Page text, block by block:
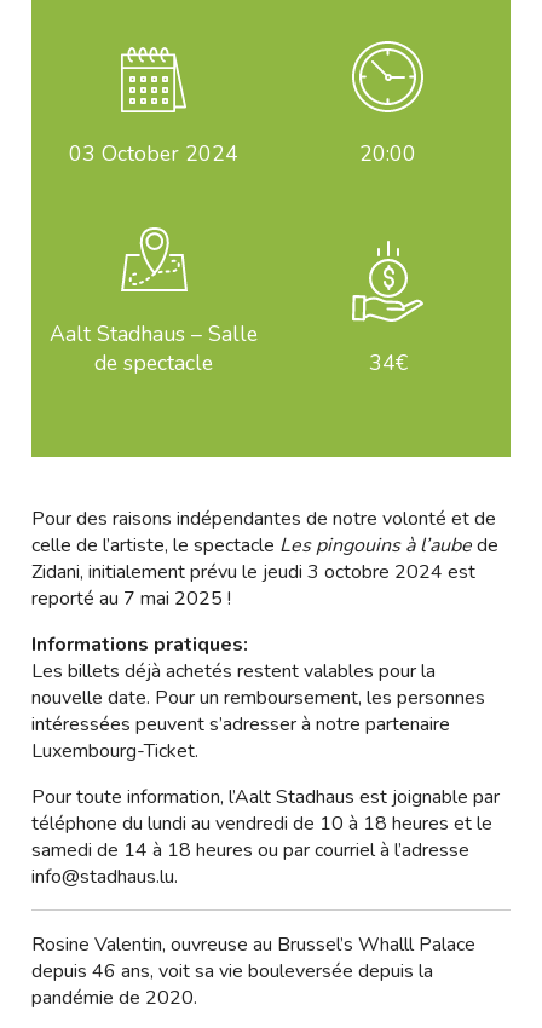
03 October 2024 20:00
Aalt Stadhaus – Salle
de spectacle
34€
Pour des raisons indépendantes de notre volonté et de
celle de l’artiste, le spectacle Les pingouins à l’aubede
Zidani, initialement prévu le jeudi 3 octobre 2024 est
reporté au 7 mai 2025 !
Informations pratiques:
Les billets déjà achetés restent valables pour la
nouvelle date. Pour un remboursement, les personnes
intéressées peuvent s’adresser à notre partenaire
Luxembourg-Ticket.
Pour toute information, l’Aalt Stadhaus est joignable par
téléphone du lundi au vendredi de 10 à 18 heures et le
samedi de 14 à 18 heures ou par courriel à l’adresse
info@stadhaus.lu.
Rosine Valentin, ouvreuse au Brussel’s Whalll Palace
depuis 46 ans, voit sa vie bouleversée depuis la
pandémie de 2020.